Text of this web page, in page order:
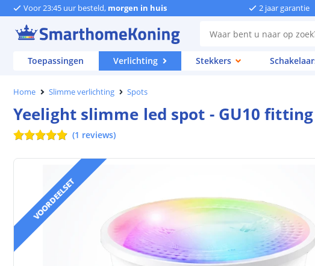
Voor 23:45 uur besteld, morgen in huis 2 jaar garantie
Toepassingen Verlichting Stekkers
Home Slimme verlichting Spots
Yeelight slimme led spot - GU10
(1 reviews)
VOORDEELSET